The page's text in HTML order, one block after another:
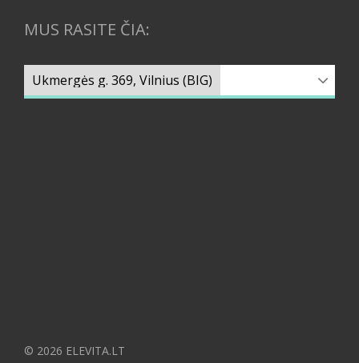
MUS RASITE ČIA:
© 2026 ELEVITA.LT